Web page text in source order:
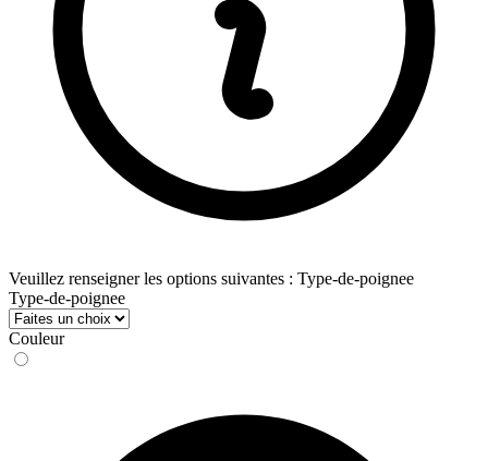
Veuillez renseigner les options suivantes : Type-de-poignee
Type-de-poignee
Couleur